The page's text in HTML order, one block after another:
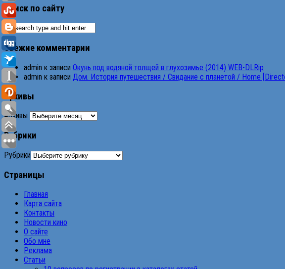
Поиск по сайту
Свежие комментарии
admin к записи Окунь под водяной толщей в глухозимье (2014) WEB-DLRip
admin к записи Дом. История путешествия / Свидание с планетой / Home
Архивы
Архивы
Рубрики
Рубрики
Страницы
Главная
Карта сайта
Контакты
Новости кино
О сайте
Обо мне
Реклама
Статьи